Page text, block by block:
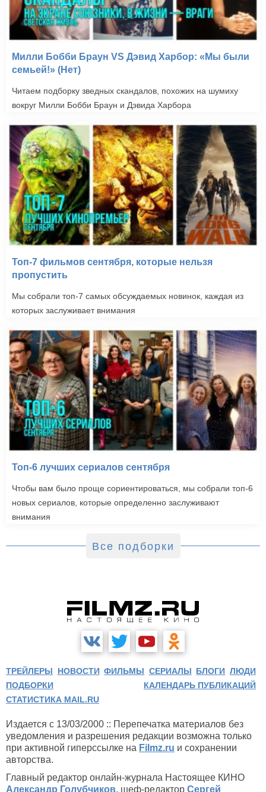
Милли Бобби Браун VS Дэвид Харбор: «Мы были
семьей!» (Нет)
Читаем подборку зведных скандалов, похожих на шумиху
вокруг Милли Бобби Браун и Дэвида Харбора
Топ-7 фильмов сентября, которые нельзя
пропустить
Мы собрали топ-7 самых обсуждаемых новинок, каждая из
которых заслуживает внимания
Топ-6 лучших сериалов сентября
Чтобы вам было проще сориентироваться, мы собрали топ-6
новых сериалов, которые определенно заслуживают
внимания
Все подборки
ТРЕЙЛЕРЫ НОВОСТИ ФИЛЬМЫ СЕРИАЛЫ БЛОГИ ЛЮДИ
ПОДБОРКИ
КАЛЕНДАРЬ ПУБЛИКАЦИЙ
СТАТИСТИКА MAIL.RU
Издается с 13/03/2000 :: Перепечатка материалов без
уведомления и разрешения редакции возможна только
при активной гиперссылке на Filmz.ru и сохранении
авторства.
Главный редактор онлайн-журнала Настоящее КИНО
Александр Голубчиков, шеф-редактор Сергей